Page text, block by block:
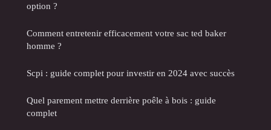
option ?
Comment entretenir efficacement votre sac ted baker
homme ?
Scpi : guide complet pour investir en 2024 avec succès
Quel parement mettre derrière poêle à bois : guide
complet